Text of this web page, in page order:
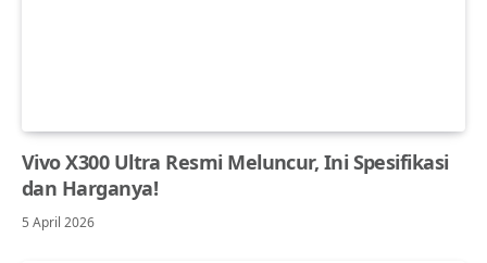
Vivo X300 Ultra Resmi Meluncur, Ini Spesifikasi
dan Harganya!
5 April 2026